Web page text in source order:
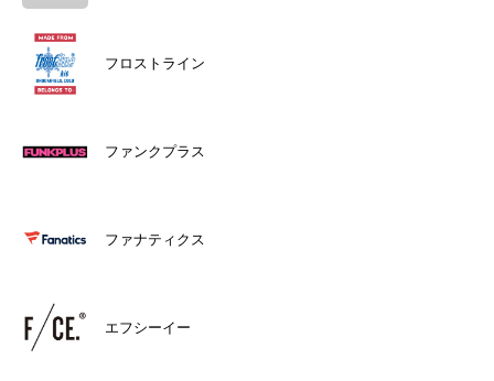
フロストライン
ファンクプラス
ファナティクス
エフシーイー